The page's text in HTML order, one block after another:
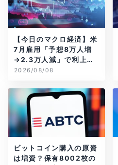
【今日のマクロ経済】米
7月雇用「予想8万人増
→2.3万人減」で利上げ
観測後退
2026/08/08
ビットコイン購入の原資
は増資？保有8002枚の